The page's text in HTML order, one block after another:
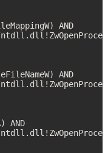
AND
AND
AND